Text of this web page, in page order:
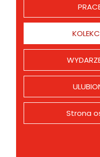
Strona